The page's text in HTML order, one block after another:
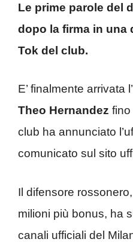
Le prime parole del
dopo la firma in una
Tok del club.
E’ finalmente arrivata
Theo Hernandez fino
club ha annunciato
comunicato sul sito
Il difensore
milioni più bonus, ha
canali ufficiali del